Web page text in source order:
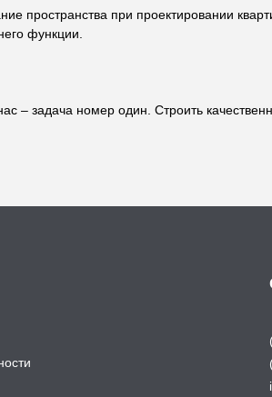
пространства при проектировании
функции.
– задача номер один. Строить